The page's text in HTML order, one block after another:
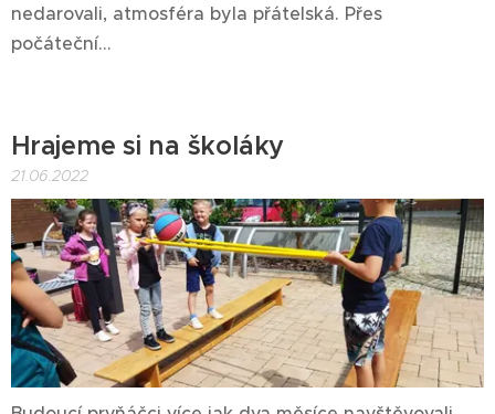
nedarovali, atmosféra byla přátelská. Přes
počáteční...
Hrajeme si na školáky
21.06.2022